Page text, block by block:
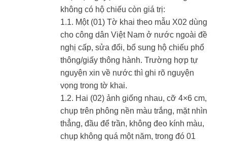
không có hộ chiếu còn giá trị:
1.1. Một (01) Tờ khai theo mẫu X02 dùng
cho công dân Việt Nam ở nước ngoài đề
nghị cấp, sửa đổi, bổ sung hộ chiếu phổ
thông/giấy thông hành. Trường hợp tự
nguyện xin về nước thì ghi rõ nguyện
vọng trong tờ khai.
1.2. Hai (02) ảnh giống nhau, cỡ 4×6 cm,
chụp trên phông nền màu trắng, mặt nhìn
thẳng, đầu để trần, không đeo kính màu,
chụp không quá một năm, trong đó 01